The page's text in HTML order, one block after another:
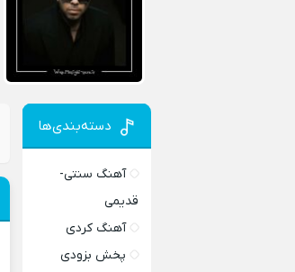
دسته‌بندی‌ها
آهنگ سنتی-
قدیمی
آهنگ کردی
پخش بزودی